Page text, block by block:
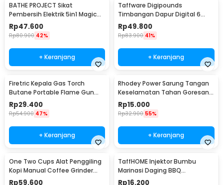
BATHE PROJECT Sikat
Pembersih Elektrik 5in1 Magic
Brush Rechargeable - WQ8110
Rp47.600
Rp80.900 42%
+ Keranjang
Taffware Digipounds
Timbangan Dapur Digital 6
Satuan 1kg 0.1g - i2000
Rp49.800
Rp83.900 41%
+ Keranjang
Firetric Kepala Gas Torch
Butane Portable Flame Gun
Adjustable - 807
Rp29.400
Rp54.900 47%
+ Keranjang
Rhodey Power Sarung Tangan
Keselamatan Tahan Goresan
Pisau - EN388
Rp15.000
Rp32.900 55%
+ Keranjang
One Two Cups Alat Penggiling
Kopi Manual Coffee Grinder
Portable - WFCG9800
Rp59.600
TaffHOME Injektor Bumbu
Marinasi Daging BBQ
Seasoning Injector - HC117
Rp16.200